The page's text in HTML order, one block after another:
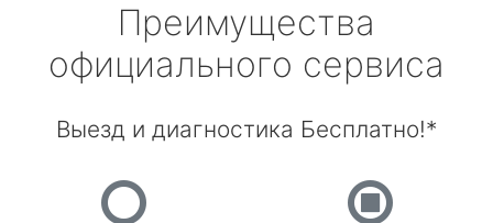
Преимущества
официального сервиса
Выезд и диагностика Бесплатно!*